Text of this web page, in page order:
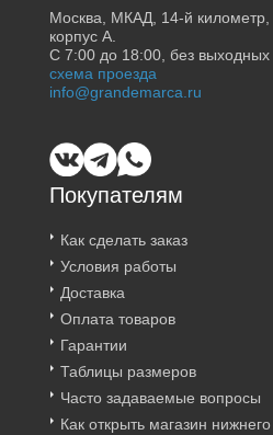
Покупателям
Как сделать заказ
Условия работы
Доставка
Оплата товаров
Гарантии
Таблицы размеров
Часто задаваемые вопросы
Как открыть магазин
Москва, МКАД, 14-й
корпус А.
С 7:00 до 18:00, без выходных
схема проезда
info@grandemarca.ru